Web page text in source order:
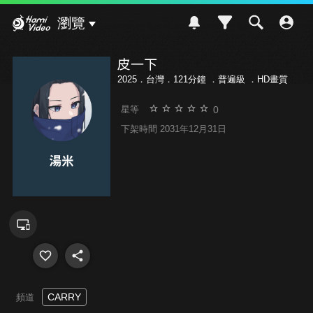
瀏覽
皮一下
2025．台灣．121分鐘 ． 普遍級 ．HD畫質
星等 0
下架時間 2031年12月31日
頻道 CARRY